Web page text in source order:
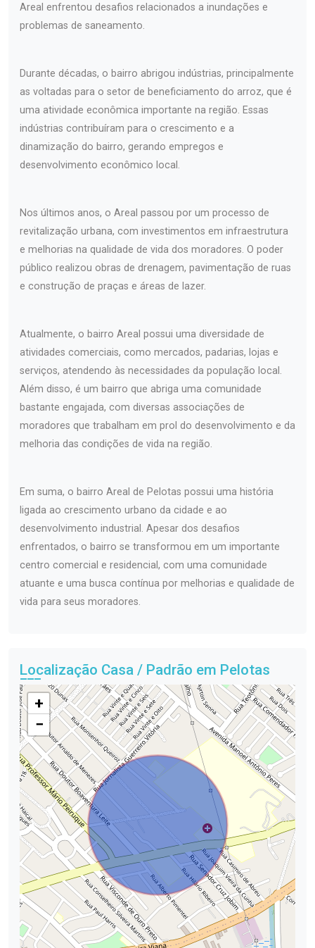
Areal enfrentou desafios relacionados a inundações e
problemas de saneamento.
Durante décadas, o bairro abrigou indústrias, principalmente
as voltadas para o setor de beneficiamento do arroz, que é
uma atividade econômica importante na região. Essas
indústrias contribuíram para o crescimento e a
dinamização do bairro, gerando empregos e
desenvolvimento econômico local.
Nos últimos anos, o Areal passou por um processo de
revitalização urbana, com investimentos em infraestrutura
e melhorias na qualidade de vida dos moradores. O poder
público realizou obras de drenagem, pavimentação de ruas
e construção de praças e áreas de lazer.
Atualmente, o bairro Areal possui uma diversidade de
atividades comerciais, como mercados, padarias, lojas e
serviços, atendendo às necessidades da população local.
Além disso, é um bairro que abriga uma comunidade
bastante engajada, com diversas associações de
moradores que trabalham em prol do desenvolvimento e da
melhoria das condições de vida na região.
Em suma, o bairro Areal de Pelotas possui uma história
ligada ao crescimento urbano da cidade e ao
desenvolvimento industrial. Apesar dos desafios
enfrentados, o bairro se transformou em um importante
centro comercial e residencial, com uma comunidade
atuante e uma busca contínua por melhorias e qualidade de
vida para seus moradores.
Localização Casa / Padrão em Pelotas
+
−